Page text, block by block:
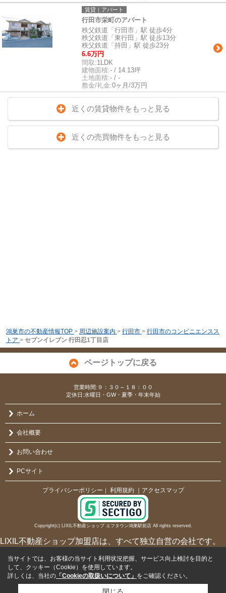
賃貸｜アパート
行田市栄町のアパート
秩父鉄道「行田市」駅 徒歩4分
秩父鉄道「東行田」駅 徒歩13分
秩父鉄道「持田」駅 徒歩23分
6.6万円
間取:1LDK
建物面積:- / 14.13坪
土地面積:- / -
敷金/礼金:0ヶ月/3万円
近くの賃貸物件をもっと見る
近くの売買物件をもっと見る
鴻巣市の不動産情報TOP > 周辺施設案内 > 行田市 > 行田市のコンビニエンスス
トア > セブンイレブン 行田忍1丁目店
ページトップに戻る
営業時間:９：３０～１８：００
定休日:水曜日・GW・夏季・年末年始
ホーム
会社概要
お問い合わせ
PCサイト
プライバシーポリシー ｜ 利用規約 ｜アクセスマップ
Copyright(c) LIXIL不動産ショップ エフタウン鴻巣駅前店 All rights reserved.
LIXIL不動産ショップ加盟店は、すべて独立自営の会社です。
当サイトでは、お客様の当サイト利用状況把握、サービス向上検討を目的と
して、クッキー（Cookie）を使用しています。
詳しくは、当社の 「Cookieの取扱いについて」 をご確認ください。